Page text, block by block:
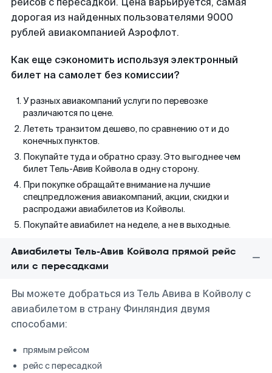
дорогая из найденных пользователями 9000
рублей авиакомпанией Аэрофлот.
Как еще сэкономить используя электронный
билет на самолет без комиссии?
У разных авиакомпаний услуги по перевозке
различаются по цене.
Лететь транзитом дешево, по сравнению от и до
конечных пунктов.
Покупайте туда и обратно сразу. Это выгоднее чем
билет Тель-Авив Койвола в одну сторону.
При покупке обращайте внимание на лучшие
спецпредложения авиакомпаний, акции, скидки и
распродажи авиабилетов из Койволы.
Покупайте авиабилет на неделе, а не в выходные.
Авиабилеты Тель-Авив Койвола прямой рейс
или с пересадками
Вы можете добраться из Тель Авива в Койволу с
авиабилетом в страну Финляндия двумя
способами:
прямым рейсом
рейс с пересадкой